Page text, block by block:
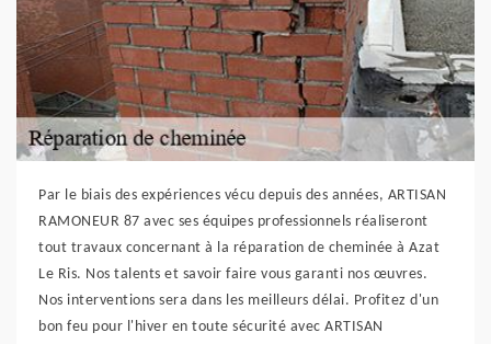
Par le biais des expériences vécu depuis des années, ARTISAN
RAMONEUR 87 avec ses équipes professionnels réaliseront
tout travaux concernant à la réparation de cheminée à Azat
Le Ris. Nos talents et savoir faire vous garanti nos œuvres.
Nos interventions sera dans les meilleurs délai. Profitez d'un
bon feu pour l'hiver en toute sécurité avec ARTISAN